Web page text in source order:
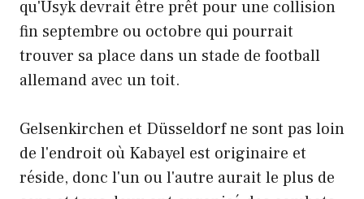
qu'Usyk devrait être prêt pour une collision
fin septembre ou octobre qui pourrait
trouver sa place dans un stade de football
allemand avec un toit.
Gelsenkirchen et Düsseldorf ne sont pas loin
de l'endroit où Kabayel est originaire et
réside, donc l'un ou l'autre aurait le plus de